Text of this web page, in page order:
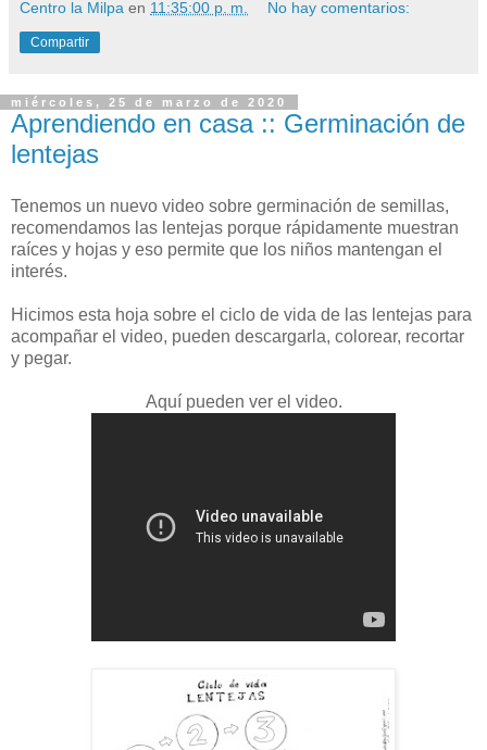
Centro la Milpa en 11:35:00 p. m. No hay comentarios:
Compartir
miércoles, 25 de marzo de 2020
Aprendiendo en casa :: Germinación de
lentejas
Tenemos un nuevo video sobre germinación de semillas,
recomendamos las lentejas porque rápidamente muestran
raíces y hojas y eso permite que los niños mantengan el
interés.
Hicimos esta hoja sobre el ciclo de vida de las lentejas para
acompañar el video, pueden descargarla, colorear, recortar
y pegar.
Aquí pueden ver el video.